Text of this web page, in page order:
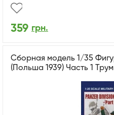
359 грн.
Сборная модель 1/35
(Польша 1939) Часть 1